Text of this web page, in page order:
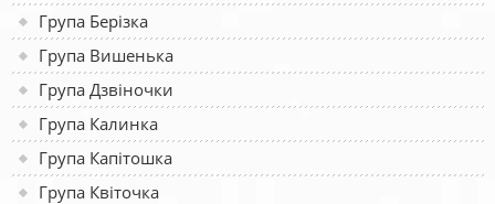
Група Берізка
Група Вишенька
Група Дзвіночки
Група Калинка
Група Капітошка
Група Квіточка